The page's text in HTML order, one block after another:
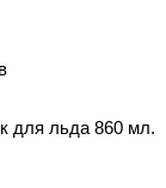
для льда 860 мл.